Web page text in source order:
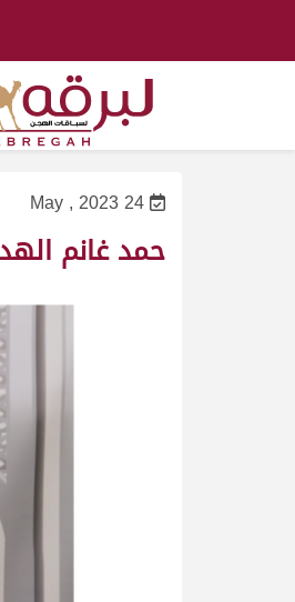
24 May , 2023
حمد غانم